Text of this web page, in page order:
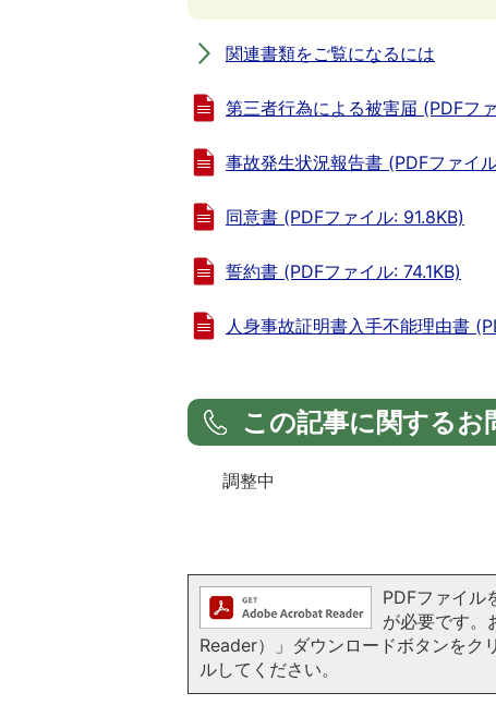
関連書類をご覧になるには
第三者行為による被害届 (PDFフ
事故発生状況報告書 (PDFファイ
同意書 (PDFファイル: 91.8KB)
誓約書 (PDFファイル: 74.1KB)
人身事故証明書入手不能理由書
この記事に関するお
調整中
PDFファイル
が必要です
Reader）」ダウンロードボタンをク
ルしてください。